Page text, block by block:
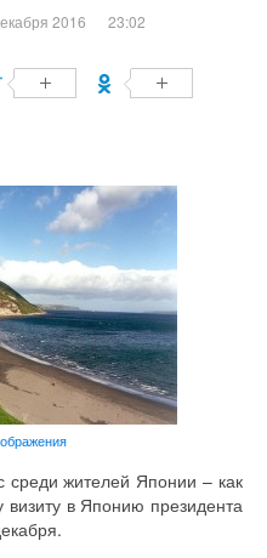
2016 23:02
среди жителей Японии – как
в Японию президента